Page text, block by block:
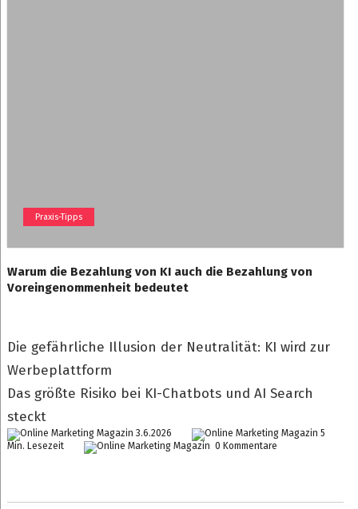
Praxis-Tipps
Warum die Bezahlung von KI auch die Bezahlung von
Voreingenommenheit bedeutet
Die gefährliche Illusion der Neutralität: KI wird zur
Werbeplattform
Das größte Risiko bei KI-Chatbots und AI Search
steckt
3.6.2026
5
Min. Lesezeit
0 Kommentare